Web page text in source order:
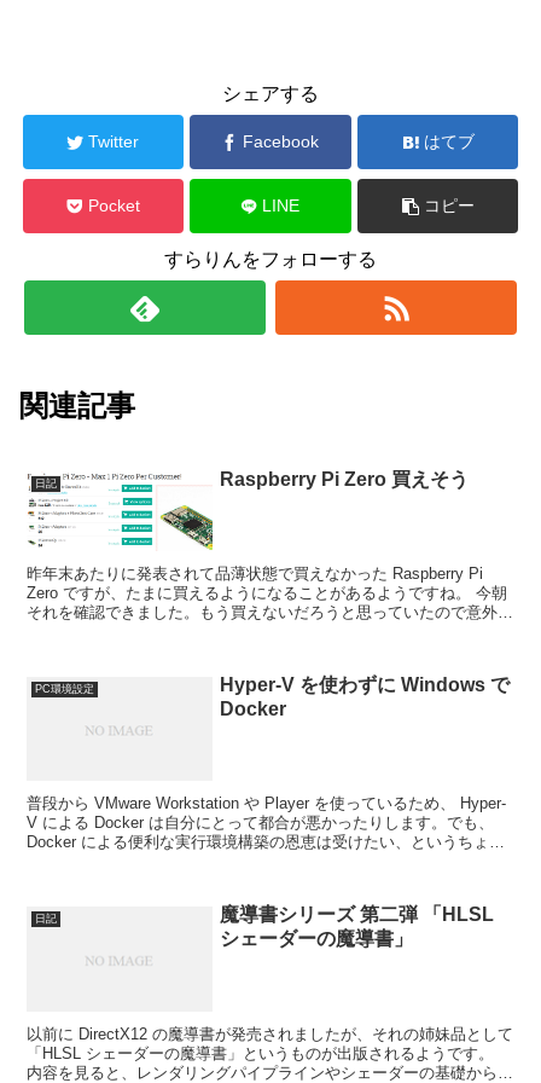
シェアする
Twitter Facebook はてブ
Pocket LINE コピー
すらりんをフォローする
関連記事
日記 Raspberry Pi Zero 買えそう
昨年末あたりに発表されて品薄状態で買えなかった Raspberry Pi
Zero ですが、たまに買えるようになることがあるようですね。 今朝
それを確認できました。もう買えないだろうと思っていたので意外で
PC環境設定
Hyper-V を使わずに Windows で
Docker
普段から VMware Workstation や Player を使っているため、 Hyper-
V による Docker は自分にとって都合が悪かったりします。でも、
Docker による便利な実行環境構築の恩恵は受けたい、というちょっ
日記
魔導書シリーズ 第二弾 「HLSL
シェーダーの魔導書」
以前に DirectX12 の魔導書が発売されましたが、それの姉妹品として
「HLSL シェーダーの魔導書」というものが出版されるようです。
内容を見ると、レンダリングパイプラインやシェーダーの基礎から始